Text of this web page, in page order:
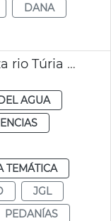
DANA
JGL reitera petición limpieza rio Túria y dice que no es zona urbana
AGUA
TEMÁTICA
JGL
PEDANÍAS